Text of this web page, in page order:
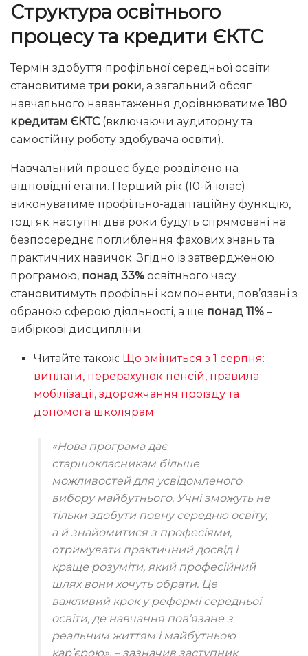
Структура освітнього
процесу та кредити ЄКТС
Термін здобуття профільної середньої освіти
становитиметри роки, а загальний обсяг
навчального навантаження дорівнюватиме 180
кредитам ЄКТС(включаючи аудиторну та
самостійну роботу здобувача освіти).
Навчальний процес буде розділено на
відповідні етапи. Перший рік (10-й клас)
виконуватиме профільно-адаптаційну функцію,
тоді як наступні два роки будуть спрямовані на
безпосереднє поглиблення фахових знань та
практичних навичок. Згідно із затвердженою
програмою, понад 33% освітнього часу
становитимуть профільні компоненти, пов’язані з
обраною сферою діяльності, а ще понад 11% –
вибіркові дисципліни.
Читайте також: Що зміниться з 1 серпня:
виплати, перерахунок пенсій, правила
мобілізації, здорожчання проїзду та
допомога школярам
«Нова програма дає
старшокласникам більше
можливостей для усвідомленого
вибору майбутнього. Учні зможуть не
тільки здобути повну середню освіту,
а й знайомитися з професіями,
отримувати практичний досвід і
краще розуміти, який професійний
шлях вони хочуть обрати. Це
важливий крок у реформі середньої
освіти, де навчання пов’язане з
реальним життям і майбутньою
кар’єрою», – зазначив заступник